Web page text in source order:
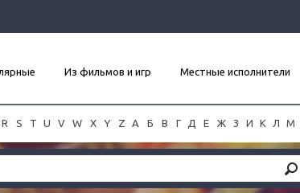
Из фильмов и игр Местные исполнители
R S T U V W X Y Z А Б В Г Д Е Ж З И К Л М